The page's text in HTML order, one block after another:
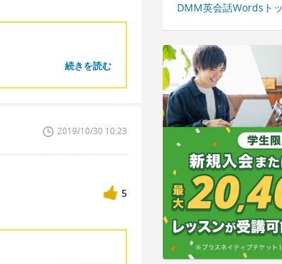
続きを読む
2019/10/30 10:23
5
DMM英会話Wordsト